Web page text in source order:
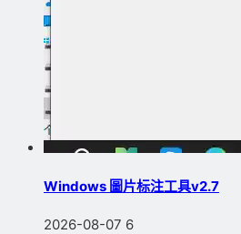
Windows 圖片标注工具v2.7
2026-08-07 6